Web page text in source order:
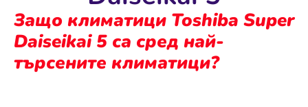
Защо климатици Toshiba Super
Daiseikai 5 са сред най-
търсените климатици?